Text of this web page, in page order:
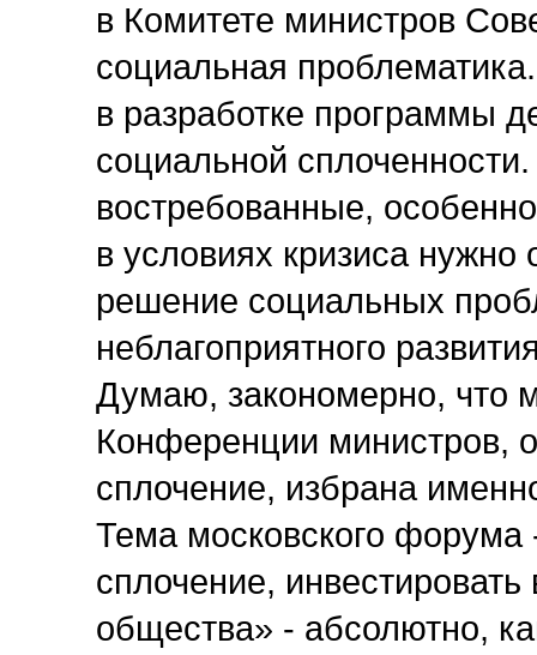
в Комитете министров
социальная
в разработке программы
социальной
востребованные,
в условиях кризиса
решение социальных
неблагоприятного
Думаю, закономерно, что
Конференции министров,
сплочение, избрана
Тема московского форума
сплочение,
общества» - абсолютно,